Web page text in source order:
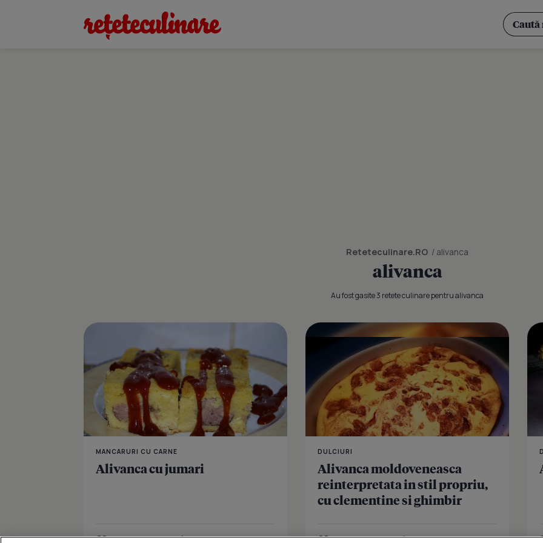
Reteteculinare.RO / alivanca
alivanca
Au fost gasite 3 retete culinare pentru alivanca
MANCARURI CU CARNE
Alivanca cu jumari
Alivanca
DULCIURI
Alivanca moldoveneasca
reinterpretata in stil propriu,
cu clementine si ghimbir